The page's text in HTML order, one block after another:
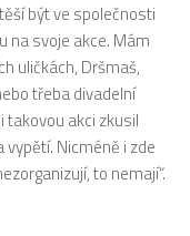
být ve společnosti
na svoje akce. Mám
uličkách, Dršmaš,
třeba divadelní
takovou akci zkusil
vypětí. Nicméně i zde
to nemají“.